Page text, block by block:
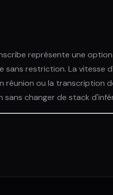
représente une
restriction. La
ou la transcription
changer de stack